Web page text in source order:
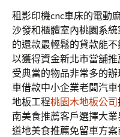
租影印機cnc車床的電動
沙發和櫃體室內桃園系統
的還款最輕鬆的貸款能不
以獲得資金新北市當舖
受典當的物品非常多的
車借款中小企業老闆汽
地板工程桃園木地板公司
南美食推薦客戶選擇大業
道地美食推薦免留車方案